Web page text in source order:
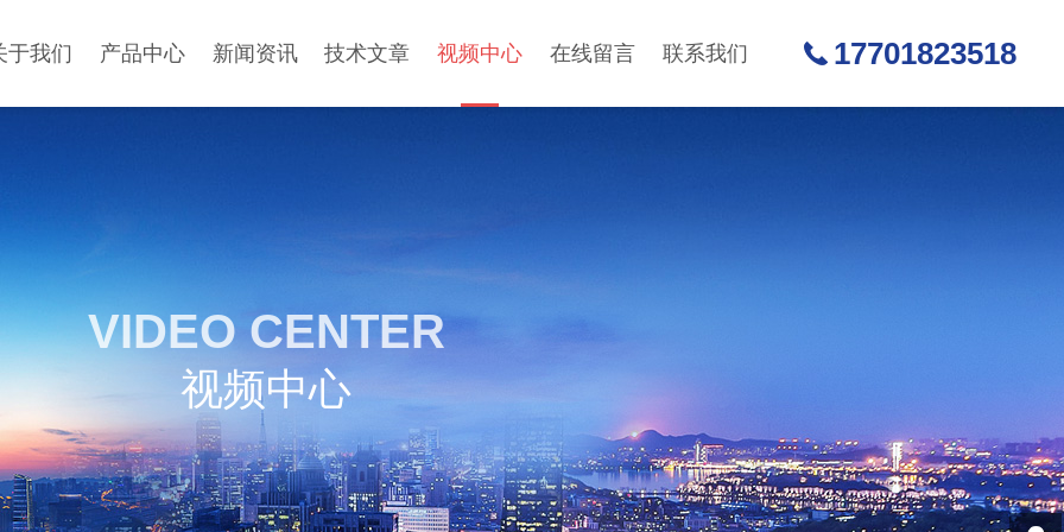
于我们 产品中心 新闻资讯 技术文章 视频中心 在线留言 联系我们 17701823518
VIDEO CENTER
视频中心